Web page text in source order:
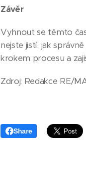
Závěr
Vyhnout se těmto
nejste jistí, jak
krokem procesu a
Zdroj: Redakce RE/
Share